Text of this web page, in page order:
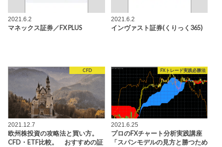
2021.6.2
マネックス証券／FX PLUS
2021.6.2
インヴァスト証券(くりっく365)
CFD
2021.12.7
欧州株投資の攻略法と買い方。
CFD・ETF比較。 おすすめの証
FXトレード実践必勝法
2021.6.25
プロのFXチャート分析実践講座
「スパンモデルの見方と勝つため